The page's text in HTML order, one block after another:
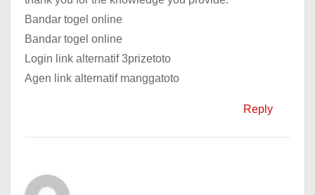
Bandar togel online
Bandar togel online
Login link alternatif 3prizetoto
Agen link alternatif manggatoto
Reply